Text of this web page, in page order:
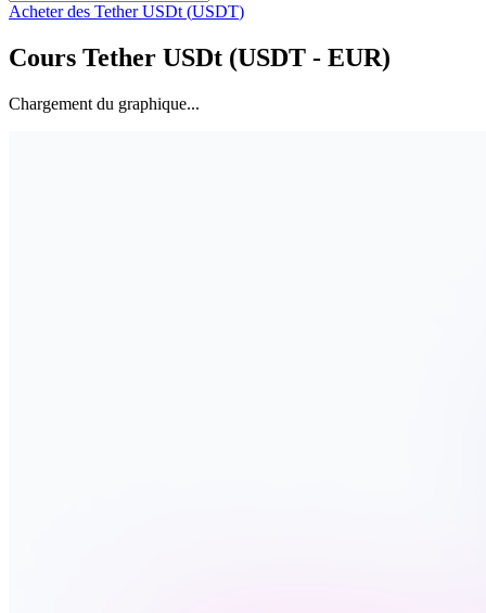
Acheter des Tether USDt (USDT)
Cours Tether USDt (USDT - EUR)
Chargement du graphique...